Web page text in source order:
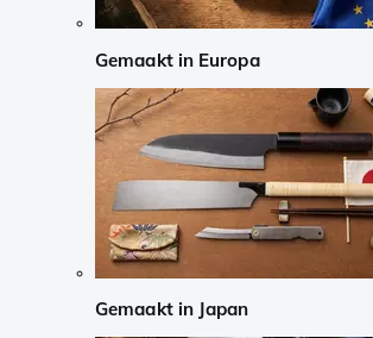
Gemaakt in Europa
Gemaakt in Japan